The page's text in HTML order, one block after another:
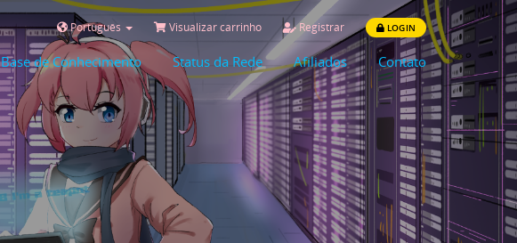
Português Visualizar carrinho Registrar LOGIN
Base de Conhecimento Status da Rede Afiliados Contato